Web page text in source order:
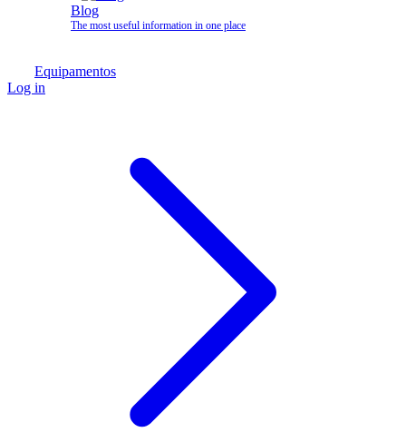
Blog
The most useful information in one place
Equipamentos
Log in